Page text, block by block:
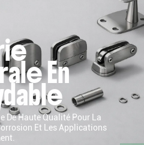
En
De Haute Qualité Pour La
Et Les Applications